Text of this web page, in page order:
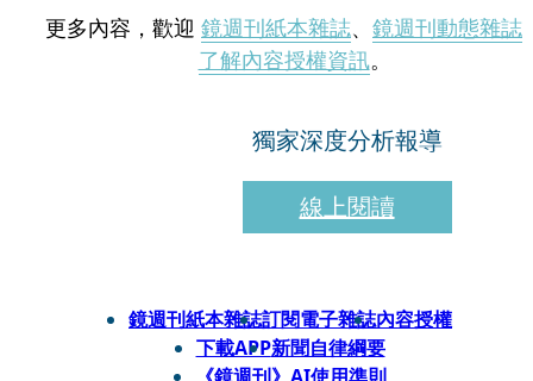
更多內容，歡迎 鏡週刊紙本雜誌、 鏡週刊動態雜誌
了解內容授權資訊。
獨家深度分析報導
線上閱讀
鏡週刊紙本雜誌訂閱電子雜誌內容授權
下載APP新聞自律綱要